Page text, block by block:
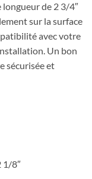
longueur de 2 3/4″
sur la surface
avec votre
Un bon
sécurisée et
1/8″